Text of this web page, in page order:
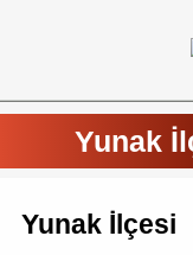
Yunak
Yunak İlçesi